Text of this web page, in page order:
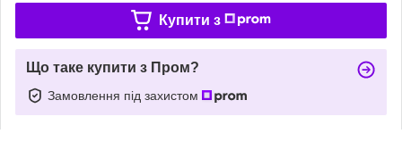
Купити з
Що таке купити з Пром?
Замовлення під захистом